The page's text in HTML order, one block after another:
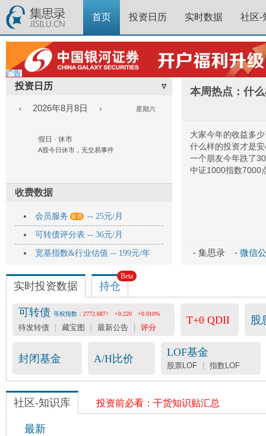
首页 投资日历 实时数据 社区-
广告
投资日历 ▿
‹ 2026年8月8日 › 星期六
假日 · 休市
A股今日休市，无交易事件
收费数据
会员服务  -- 25元/月
可转债评分表 -- 36元/月
宽基指数&行业估值 -- 199元/年
本周热点：什
大家今年的收益多
什么样的投资才是
一个朋友今年跌了
中证1000指数7000
- 集思录 - 微信
实时投资数据 持仓
Beta
可转债 等权指数： 2772.687↑ +0.220 +0.010%
待发转债 藏宝图 最新公告 评分
T+0 QDII 股
封闭基金 A/H比价
LOF基金
股票LOF | 指数LOF
社区-知识库 投资前必看：干货知识贴汇总
最新